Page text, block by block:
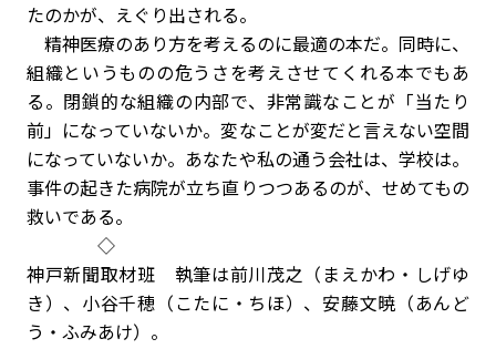
たのかが、えぐり出される。
精神医療のあり方を考えるのに最適の本だ。同時に、
組織というものの危うさを考えさせてくれる本でもあ
る。閉鎖的な組織の内部で、非常識なことが「当たり
前」になっていないか。変なことが変だと言えない空間
になっていないか。あなたや私の通う会社は、学校は。
事件の起きた病院が立ち直りつつあるのが、せめてもの
救いである。
◇
神戸新聞取材班 執筆は前川茂之（まえかわ・しげゆ
き）、小谷千穂（こたに・ちほ）、安藤文暁（あんど
う・ふみあけ）。